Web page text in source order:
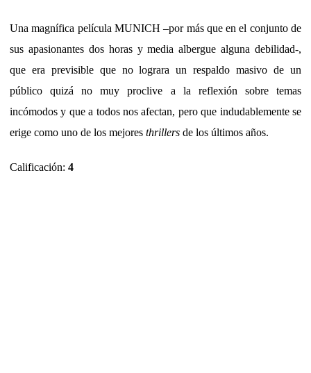
Una magnífica película MUNICH –por más que en el conjunto de
sus apasionantes dos horas y media albergue alguna debilidad-,
que era previsible que no lograra un respaldo masivo de un
público quizá no muy proclive a la reflexión sobre temas
incómodos y que a todos nos afectan, pero que indudablemente se
erige como uno de los mejores thrillers de los últimos años.
Calificación: 4